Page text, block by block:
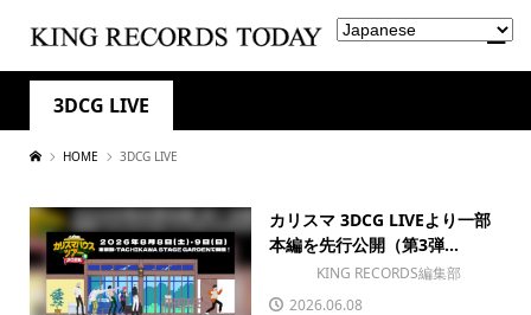
3DCG LIVE
HOME 3DCG LIVE
カリスマ 3DCG LIVEより一部
本編を先行公開（第3弾...
KING RECORDS編集部
2026.06.08